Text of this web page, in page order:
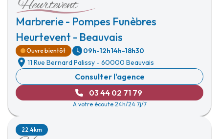
Marbrerie - Pompes Funèbres
Heurtevent - Beauvais
Ouvre bientôt 09h-12h14h-18h30
11 Rue Bernard Palissy - 60000 Beauvais
Consulter l'agence
03 44 02 71 79
A votre écoute 24h/24 7j/7
22.4km